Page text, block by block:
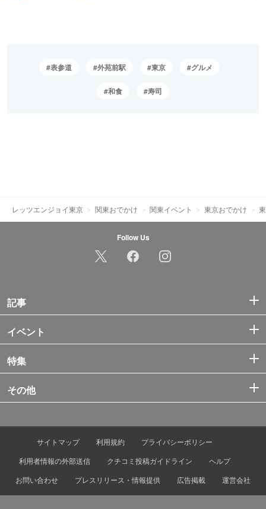
表参道 外苑前駅 東京 グルメ
和食 寿司
レッツエンジョイ東京 関東おでかけ 関東イベント 東京おでかけ
Follow Us
記事
イベント
特集
その他
サイトマップ 利用規約
プライバシーポリシー
利用者情報の外部送信
クチコミ投稿ガイドライン
ヘルプ
お問い合わせ
プレスリリース・情報提供 広告掲載 運営会社